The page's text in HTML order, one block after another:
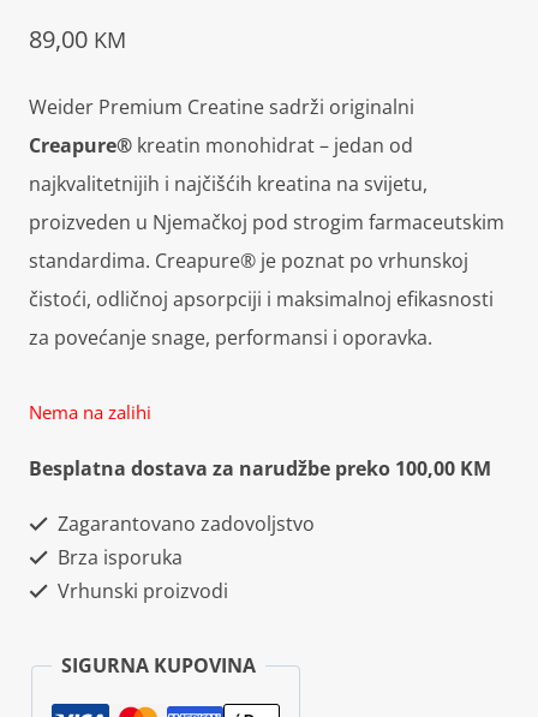
89,00 KM
Weider Premium Creatine sadrži originalni
Creapure® kreatin monohidrat – jedan od
najkvalitetnijih i najčišćih kreatina na svijetu,
proizveden u Njemačkoj pod strogim farmaceutskim
standardima. Creapure® je poznat po vrhunskoj
čistoći, odličnoj apsorpciji i maksimalnoj efikasnosti
za povećanje snage, performansi i oporavka.
Nema na zalihi
Besplatna dostava za narudžbe preko 100,00 KM
Zagarantovano zadovoljstvo
Brza isporuka
Vrhunski proizvodi
SIGURNA KUPOVINA